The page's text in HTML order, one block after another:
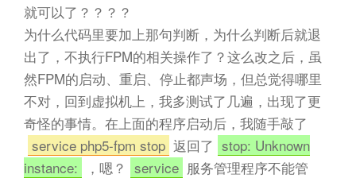
就可以了？？？？
为什么代码里要加上那句判断，为什么判断后就退
出了，不执行FPM的相关操作了？这么改之后，虽
然FPM的启动、重启、停止都声场，但总觉得哪里
不对，回到虚拟机上，我多测试了几遍，出现了更
奇怪的事情。在上面的程序启动后，我随手敲了
service php5-fpm stop 返回了 stop: Unknown
instance:
，嗯？ service 服务管理程序不能管